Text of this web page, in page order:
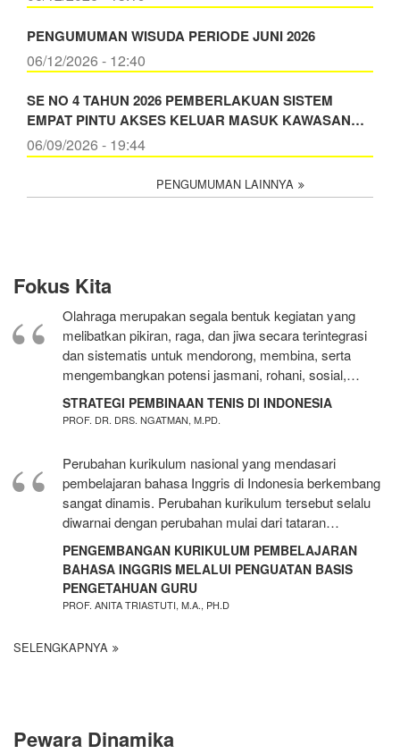
PENGUMUMAN WISUDA PERIODE JUNI 2026
06/12/2026 - 12:40
SE NO 4 TAHUN 2026 PEMBERLAKUAN SISTEM
EMPAT PINTU AKSES KELUAR MASUK KAWASAN…
06/09/2026 - 19:44
PENGUMUMAN LAINNYA
Fokus Kita
Olahraga merupakan segala bentuk kegiatan yang
melibatkan pikiran, raga, dan jiwa secara terintegrasi
dan sistematis untuk mendorong, membina, serta
mengembangkan potensi jasmani, rohani, sosial,…
STRATEGI PEMBINAAN TENIS DI INDONESIA
PROF. DR. DRS. NGATMAN, M.PD.
Perubahan kurikulum nasional yang mendasari
pembelajaran bahasa Inggris di Indonesia berkembang
sangat dinamis. Perubahan kurikulum tersebut selalu
diwarnai dengan perubahan mulai dari tataran…
PENGEMBANGAN KURIKULUM PEMBELAJARAN
BAHASA INGGRIS MELALUI PENGUATAN BASIS
PENGETAHUAN GURU
PROF. ANITA TRIASTUTI, M.A., PH.D
SELENGKAPNYA
Pewara Dinamika